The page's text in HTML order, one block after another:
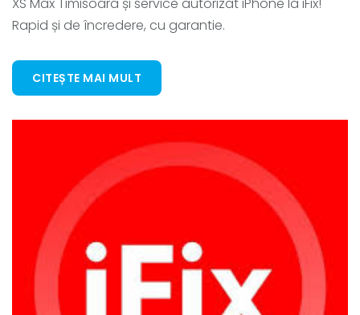
Rapid și de încredere, cu garantie.
CITEȘTE MAI MULT